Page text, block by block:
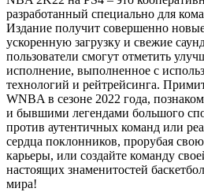
разработанный специально для
Издание получит совершенно
ускоренную загрузку и свежие
пользователи смогут отметить
исполнение, выполненное с
технологий и рейтрейсинга.
WNBA в сезоне 2022 года,
и бывшими легендами большого
против аутентичных команд или
сердца поклонников, прорубая
карьеры, или создайте команду
настоящих знаменитостей
мира!